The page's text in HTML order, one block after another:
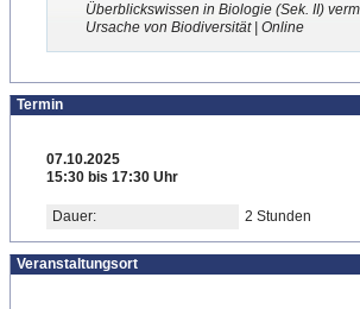
Überblickswissen in Biologie (Sek. II)
Ursache von Biodiversität | Online
Termin
07.10.2025
15:30 bis 17:30 Uhr
Dauer: 2 Stunden
Veranstaltungsort